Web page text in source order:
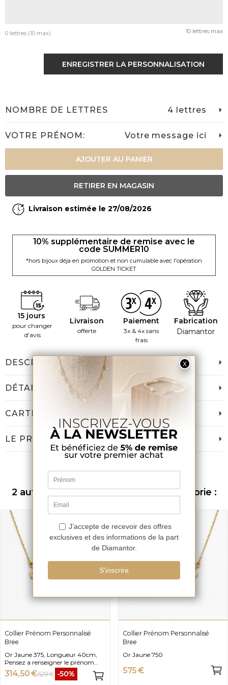
10 lettres max
0 lettres (10 max)
ENREGISTRER LA PERSONNALISATION
NOMBRE DE LETTRES 4 lettres
VOTRE PRÉNOM: Votre message ici
AJOUTER AU PANIER
RETIRER EN MAGASIN
Livraison estimée le 27/08/2026
10% supplémentaire de remise avec le
code SUMMER10
*hors bijoux déja en promotion et non cumulable avec l'opération
GOLDEN TICKET
15 jours
pour changer
d'avis
Livraison
offerte
Paiement
3x & 4x sans
frais
Fabrication
Diamantor
DESCRIPTION
DÉTAILS DU PRODUIT
CARTE DE FIDÉLITÉ DIAMANTOR
LE PRIX DIAMANTOR
2 autres produits dans la même catégorie :
Collier Prénom Personnalisé
Bree
Or Jaune 375, Longueur 40cm,
Pensez a renseigner le prénom
avant l'ajout au panier
314,50 €629 € -50%
Collier Prénom Personnalisé
Bree
Or Jaune 750
575 €